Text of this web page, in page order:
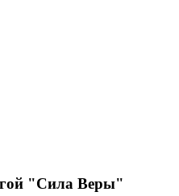
"Сила Веры"